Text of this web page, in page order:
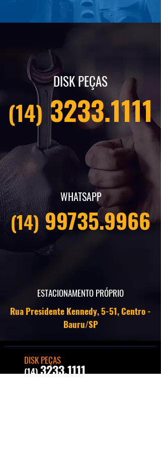
DISK PEÇAS
(14)3233.1111
WHATSAPP
(14)99735.9966
ESTACIONAMENTO PRÓPRIO
Rua Presidente Kennedy, 5-51, Centro -
Bauru/SP
DISK PEÇAS
(14)3233.1111